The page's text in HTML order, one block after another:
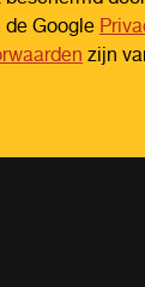
de Google
zijn